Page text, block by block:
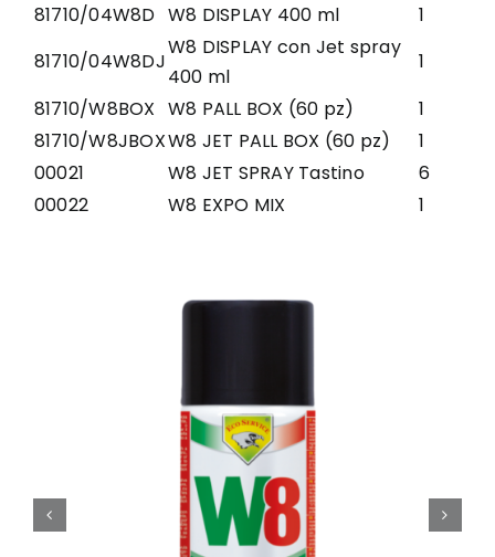
81710/04W8D W8 DISPLAY 400 ml
1
81710/04W8DJ
W8 DISPLAY con Jet spray
400 ml
1
81710/W8BOX W8 PALL BOX (60 pz)
1
81710/W8JBOXW8 JET PALL BOX (60 pz)
1
00021
W8 JET SPRAY Tastino
6
00022
W8 EXPO MIX 1